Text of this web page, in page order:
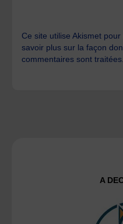
Ce site utilise Akismet
savoir plus sur la façon
commentaires sont traitées.
A